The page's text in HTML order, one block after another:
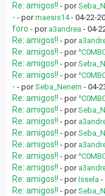
Re: amigos!! - por
- - pormaesis14- 04-22-
foro - por a3andrea - 04-
Re: amigos!! - por
Re: amigos!! - por
Re: amigos!! - por
Re: amigos!! - por
- - porSeba_Nenem - 04-
Re: amigos!! - por
Re: amigos!! - por
Re: amigos!! - por
Re: amigos!! - por
Re: amigos!! - por
Re: amigos!! - por
Re: amigos!! - por
Re: amigos!! - porIssela -
Re: amigos!! - por